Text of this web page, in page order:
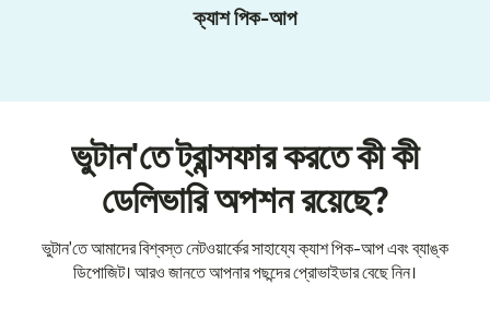
ক্যাশ পিক-আপ
ভুটান'তে ট্রান্সফার করতে কী কী
ডেলিভারি অপশন রয়েছে?
ভুটান'তে আমাদের বিশ্বস্ত নেটওয়ার্কের সাহায্যে ক্যাশ পিক-আপ এবং ব্যাঙ্ক
ডিপোজিট। আরও জানতে আপনার পছন্দের প্রোভাইডার বেছে নিন।